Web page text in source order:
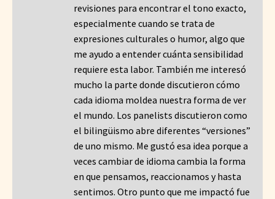
revisiones para encontrar el tono exacto,
especialmente cuando se trata de
expresiones culturales o humor, algo que
me ayudo a entender cuánta sensibilidad
requiere esta labor. También me interesó
mucho la parte donde discutieron cómo
cada idioma moldea nuestra forma de ver
el mundo. Los panelists discutieron como
el bilingüismo abre diferentes “versiones”
de uno mismo. Me gustó esa idea porque a
veces cambiar de idioma cambia la forma
en que pensamos, reaccionamos y hasta
sentimos. Otro punto que me impactó fue